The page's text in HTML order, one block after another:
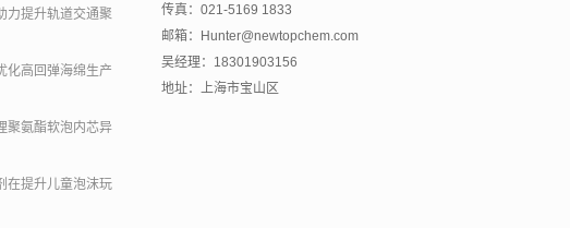
力提升轨道交通聚
化高回弹海绵生产
聚氨酯软泡内芯异
在提升儿童泡沫玩
传真：021-5169 1833
邮箱：Hunter@newtopchem.com
吴经理：18301903156
地址：上海市宝山区